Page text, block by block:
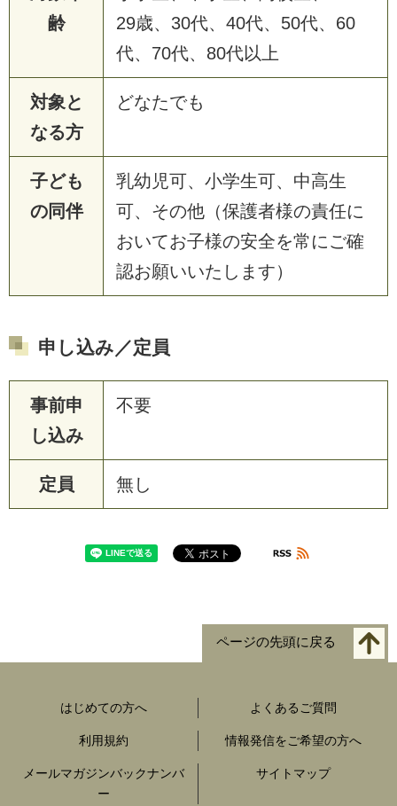
齢
29歳、30代、40代、50代、60
代、70代、80代以上
対象と
なる方
どなたでも
子ども
の同伴
乳幼児可、小学生可、中高生
可、その他（保護者様の責任に
おいてお子様の安全を常にご確
認お願いいたします）
申し込み／定員
事前申
し込み
不要
定員 無し
ページの先頭に戻る
はじめての方へ よくあるご質問
利用規約 情報発信をご希望の方へ
メールマガジンバックナンバ
ー
サイトマップ